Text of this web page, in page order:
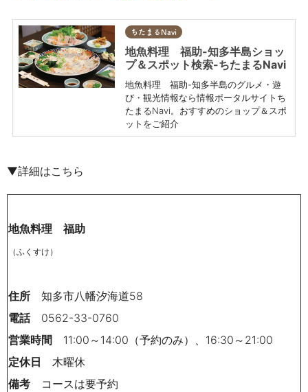
ちたまるNavi
地魚料理 福助-知多半島ショッ
プ＆スポット検索-ちたまるNavi
地魚料理 福助-知多半島のグルメ・遊
び・観光情報なら情報ポータルサイトち
たまるNavi。おすすめのショップ＆スポ
ットをご紹介
▼詳細はこちら
地魚料理 福助
（ふくすけ）
住所 知多市八幡汐海道58
電話0562-33-0760
営業時間 11:00～14:00（予約のみ）、16:30～21:00
定休日 木曜休
備考 コースは要予約